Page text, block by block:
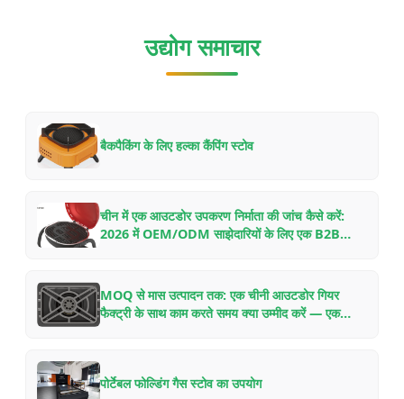
उद्योग समाचार
बैकपैकिंग के लिए हल्का कैंपिंग स्टोव
चीन में एक आउटडोर उपकरण निर्माता की जांच कैसे करें:
2026 में OEM/ODM साझेदारियों के लिए एक B2B
MOQ से मास उत्पादन तक: एक चीनी आउटडोर गियर
फैक्ट्री के साथ काम करते समय क्या उम्मीद करें — एक
पोर्टेबल फोल्डिंग गैस स्टोव का उपयोग